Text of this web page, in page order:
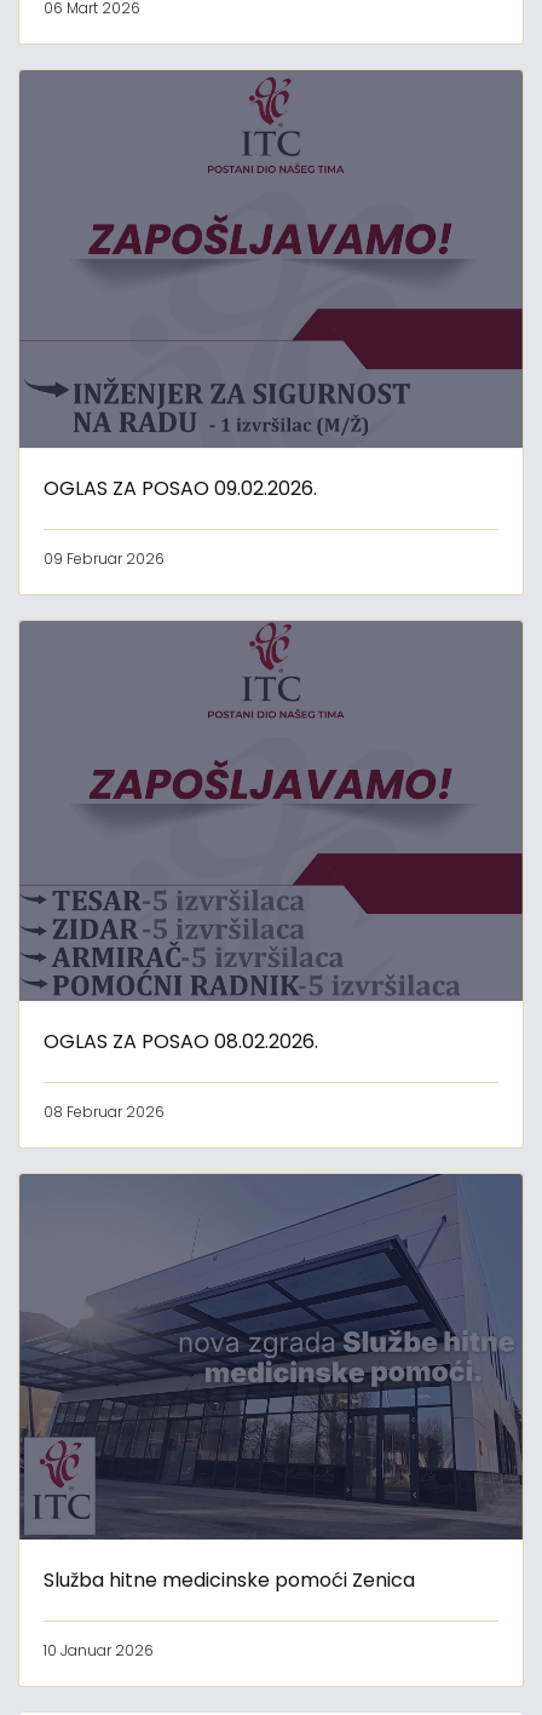
06 Mart 2026
OGLAS ZA POSAO 09.02.2026.
09 Februar 2026
OGLAS ZA POSAO 08.02.2026.
08 Februar 2026
Služba hitne medicinske pomoći Zenica
10 Januar 2026